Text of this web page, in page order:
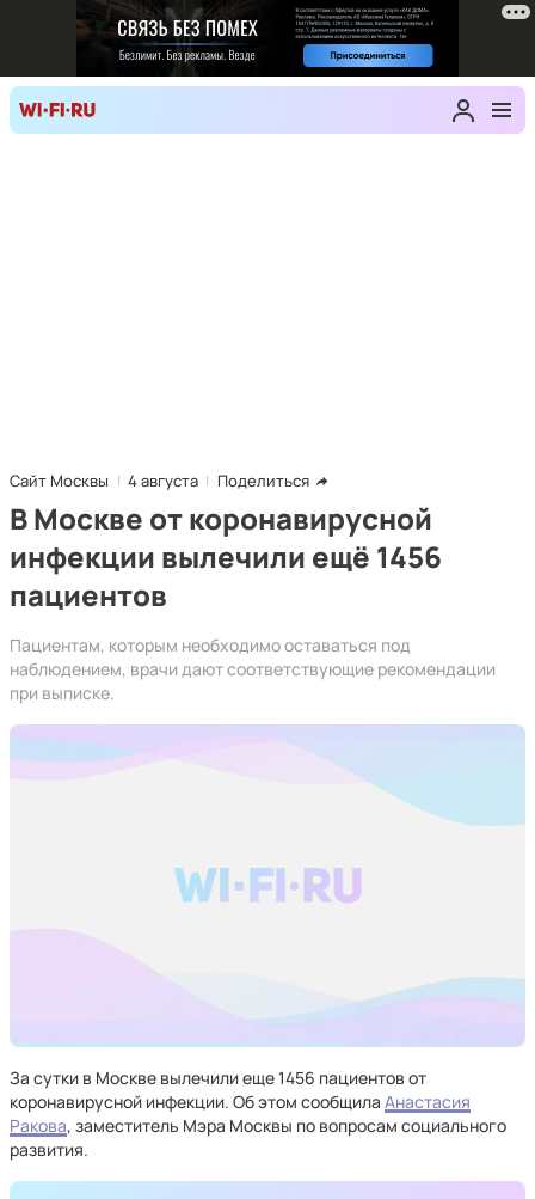
Сайт Москвы 4 августа Поделиться
В Москве от коронавирусной
инфекции вылечили ещё 1456
пациентов
Пациентам, которым необходимо оставаться под
наблюдением, врачи дают соответствующие рекомендации
при выписке.
За сутки в Москве вылечили еще 1456 пациентов от
коронавирусной инфекции. Об этом сообщила Анастасия
Ракова, заместитель Мэра Москвы по вопросам социального
развития.